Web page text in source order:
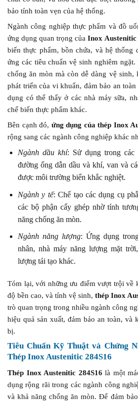
bảo tính toàn vẹn của hệ thống.
Ngành công nghiệp thực phẩm và đồ
ứng dụng quan trọng củaInox Austenitic
biến thực phẩm, bồn chứa, và hệ thống
ứng các tiêu chuẩn vệ sinh nghiêm ngặt.
chống ăn mòn mà còn dễ dàng vệ sinh,
phát triển của vi khuẩn, đảm bảo an
dụng có thể thấy ở các nhà máy sữa,
chế biến thực phẩm khác.
Bên cạnh đó, ứng dụng của thép Inox
rộng sang các ngành công nghiệp khác
Ngành dầu khí: Sử dụng trong các
đường ống dẫn dầu và khí, van và
được môi trường biển khắc nghiệt.
Ngành y tế: Chế tạo các dụng cụ
các bộ phận cấy ghép nhờ tính
năng chống ăn mòn.
Ngành năng lượng: Ứng dụng
nhân, nhà máy năng lượng mặt
lượng tái tạo khác.
Tóm lại, với những ưu điểm vượt trội về
độ bền cao, và tính vệ sinh, thép Inox
trò quan trọng trong nhiều ngành công
hiệu quả sản xuất, đảm bảo an toàn, và
bị.
Tiêu Chuẩn Kỹ Thuật và Chứng
Thép Inox Austenitic 284S16
Thép Inox Austenitic 284S16 là một
dụng rộng rãi trong các ngành công
và khả năng chống ăn mòn. Để đảm